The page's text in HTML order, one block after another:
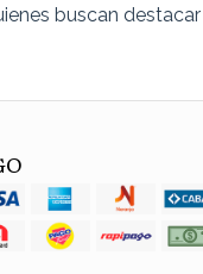
buscan